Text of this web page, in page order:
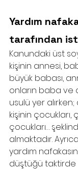
Yardım
tarafından
Kanundaki üst
kişinin annesi,
büyük babası,
onların baba ve
usulü yer
kişinin çocukları,
çocukları…
almaktadır.
yardım
düştüğü taktirde